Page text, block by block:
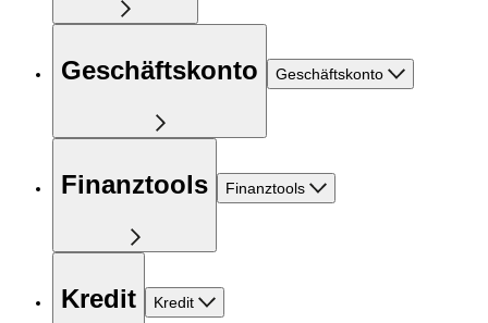
Geschäftskonto Geschäftskonto
Finanztools Finanztools
Kredit Kredit